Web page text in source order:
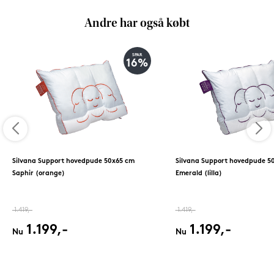
Andre har også købt
SPAR
16%
Silvana Support hovedpude 50x65 cm
Saphir (orange)
1.419,-
Nu 1.199,-
Silvana Support hovedpude
Emerald (lilla)
1.419,-
Nu 1.199,-